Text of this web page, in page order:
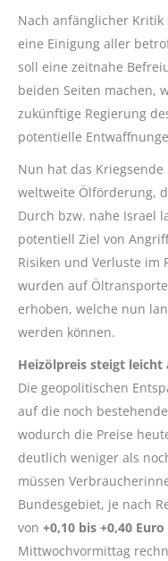
Nach anfänglicher
eine Einigung aller
soll eine zeitnahe
beiden Seiten machen,
zukünftige Regierung
potentielle
Nun hat das
weltweite Ölförderung,
Durch bzw. nahe Israel
potentiell Ziel von
Risiken und Verluste im
wurden auf
erhoben, welche nun
werden können.
Heizölpreis steigt leicht
Die geopolitischen
auf die noch
wodurch die Preise
deutlich weniger als
müssen
Bundesgebiet, je nach
von +0,10 bis +0,40 Euro
Mittwochvormittag